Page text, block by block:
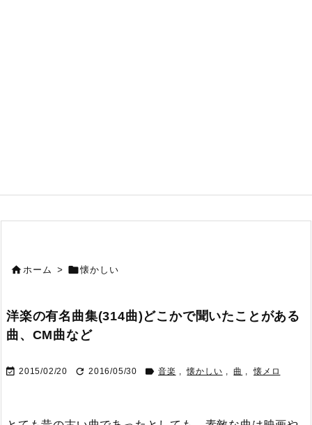
ホーム > 懐かしい
洋楽の有名曲集(314曲)どこかで聞いたことがある
曲、CM曲など
 2015/02/20  2016/05/30  音楽 , 懐かしい , 曲 , 懐メロ